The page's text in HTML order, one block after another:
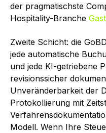
der pragmatischste
Hospitality-Branche
Zweite Schicht: die
jede automatische
und jede KI-getriebene
revisionssicher
Unveränderbarkeit der
Protokollierung mit
Modell. Wenn Ihre